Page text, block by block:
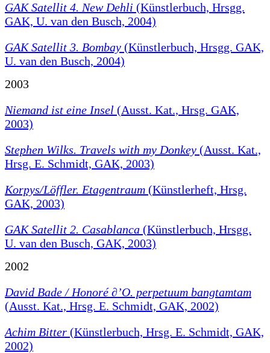
GAK Satellit 4. New Dehli (Künstlerbuch, Hrsgg.
GAK, U. van den Busch, 2004)
GAK Satellit 3. Bombay (Künstlerbuch, Hrsgg. GAK,
U. van den Busch, 2004)
2003
Niemand ist eine Insel (Ausst. Kat., Hrsg. GAK,
2003)
Stephen Wilks. Travels with my Donkey (Ausst. Kat.,
Hrsg. E. Schmidt, GAK, 2003)
Korpys/Löffler. Etagentraum (Künstlerheft, Hrsg.
GAK, 2003)
GAK Satellit 2. Casablanca (Künstlerbuch, Hrsgg.
U. van den Busch, GAK, 2003)
2002
David Bade / Honoré ∂’O. perpetuum bangtamtam
(Ausst. Kat., Hrsg. E. Schmidt, GAK, 2002)
Achim Bitter (Künstlerbuch, Hrsg. E. Schmidt, GAK,
2002)